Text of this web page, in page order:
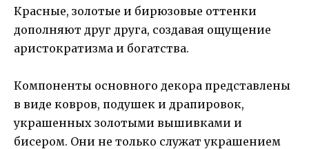
Красные, золотые и бирюзовые оттенки
дополняют друг друга, создавая ощущение
аристократизма и богатства.
Компоненты основного декора представлены
в виде ковров, подушек и драпировок,
украшенных золотыми вышивками и
бисером. Они не только служат украшением